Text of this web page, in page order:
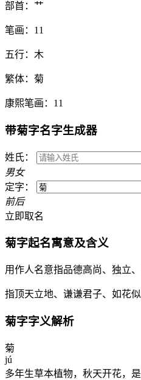
部首： 艹
笔画： 11
五行： 木
繁体： 菊
康熙笔画： 11
带菊字名字生成器
姓氏：
男女
定字：
前后
立即取名
菊字起名寓意及含义
用作人名意指品德高尚、独立
指顶天立地、谦谦君子、如花似
菊字字义解析
菊
jú
多年生草本植物，秋天开花，